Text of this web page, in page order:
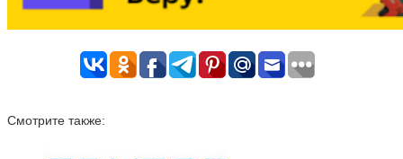
Смотрите также: